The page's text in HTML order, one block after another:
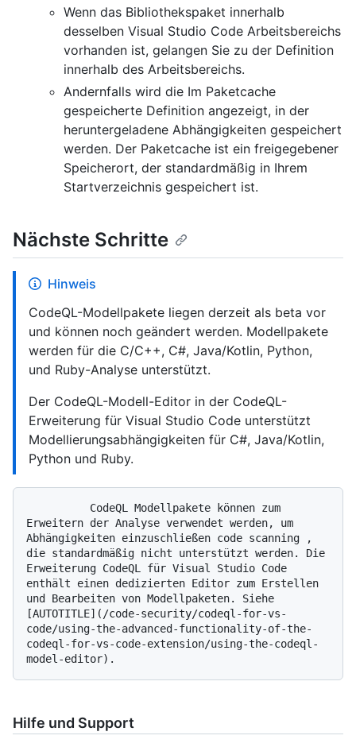
Wenn das Bibliothekspaket innerhalb
desselben Visual Studio Code Arbeitsbereichs
vorhanden ist, gelangen Sie zu der Definition
innerhalb des Arbeitsbereichs.
Andernfalls wird die Im Paketcache
gespeicherte Definition angezeigt, in der
heruntergeladene Abhängigkeiten gespeichert
werden. Der Paketcache ist ein freigegebener
Speicherort, der standardmäßig in Ihrem
Startverzeichnis gespeichert ist.
Nächste Schritte
Hinweis
CodeQL-Modellpakete liegen derzeit als beta vor
und können noch geändert werden. Modellpakete
werden für die C/C++, C#, Java/Kotlin, Python,
und Ruby-Analyse unterstützt.
Der CodeQL-Modell-Editor in der CodeQL-
Erweiterung für Visual Studio Code unterstützt
Modellierungsabhängigkeiten für C#, Java/Kotlin,
Python und Ruby.
Erweitern der Analyse verwendet werden, um
Abhängigkeiten einzuschließen code scanning ,
die standardmäßig nicht unterstützt werden. Die
Erweiterung CodeQL für Visual Studio Code
enthält einen dedizierten Editor zum Erstellen
und Bearbeiten von Modellpaketen. Siehe
[AUTOTITLE](/code-security/codeql-for-vs-
code/using-the-advanced-functionality-of-the-
codeql-for-vs-code-extension/using-the-codeql-
Hilfe und Support